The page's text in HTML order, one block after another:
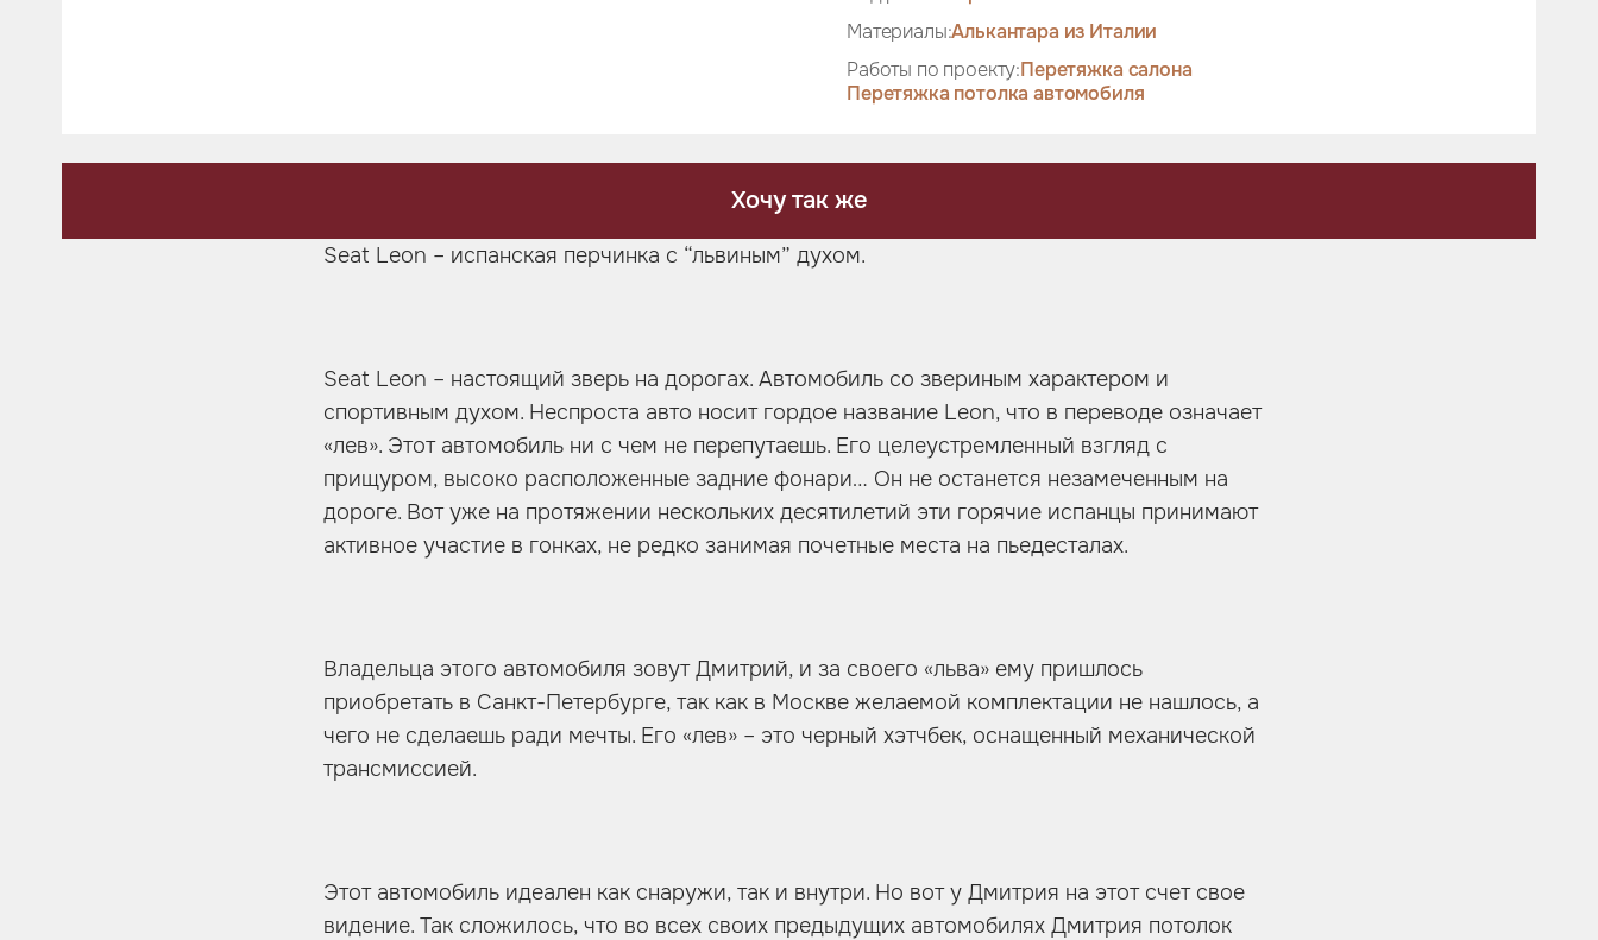
Материалы:Алькантара из Италии
Работы по проекту:Перетяжка салона
Перетяжка потолка автомобиля
Хочу так же
Seat Leon – испанская перчинка с “львиным” духом.
Seat Leon – настоящий зверь на дорогах. Автомобиль со звериным характером и
спортивным духом. Неспроста авто носит гордое название Leon, что в переводе означает
«лев». Этот автомобиль ни с чем не перепутаешь. Его целеустремленный взгляд с
прищуром, высоко расположенные задние фонари… Он не останется незамеченным на
дороге. Вот уже на протяжении нескольких десятилетий эти горячие испанцы принимают
активное участие в гонках, не редко занимая почетные места на пьедесталах.
Владельца этого автомобиля зовут Дмитрий, и за своего «льва» ему пришлось
приобретать в Санкт-Петербурге, так как в Москве желаемой комплектации не нашлось, а
чего не сделаешь ради мечты. Его «лев» – это черный хэтчбек, оснащенный механической
трансмиссией.
Этот автомобиль идеален как снаружи, так и внутри. Но вот у Дмитрия на этот счет свое
видение. Так сложилось, что во всех своих предыдущих автомобилях Дмитрия потолок